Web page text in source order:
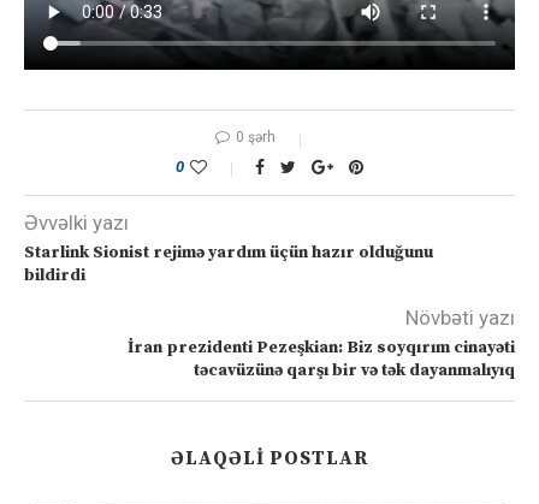
0 şərh
0
Əvvəlki yazı
Starlink Sionist rejimə yardım üçün hazır olduğunu
bildirdi
Növbəti yazı
İran prezidenti Pezeşkian: Biz soyqırım cinayəti
təcavüzünə qarşı bir və tək dayanmalıyıq
ƏLAQƏLI POSTLAR